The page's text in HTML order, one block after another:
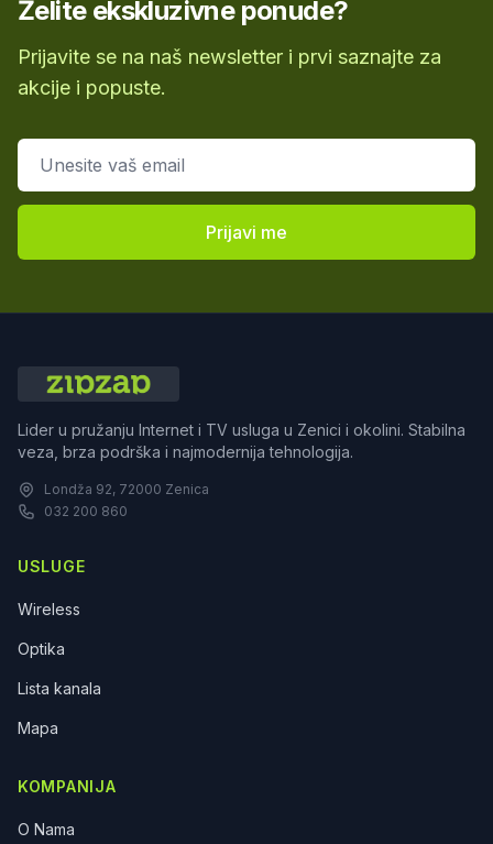
Želite ekskluzivne ponude?
Prijavite se na naš newsletter i prvi saznajte za
akcije i popuste.
Email adresa
Prijavi me
Lider u pružanju Internet i TV usluga u Zenici i okolini. Stabilna
veza, brza podrška i najmodernija tehnologija.
Londža 92, 72000 Zenica
032 200 860
USLUGE
Wireless
Optika
Lista kanala
Mapa
KOMPANIJA
O Nama